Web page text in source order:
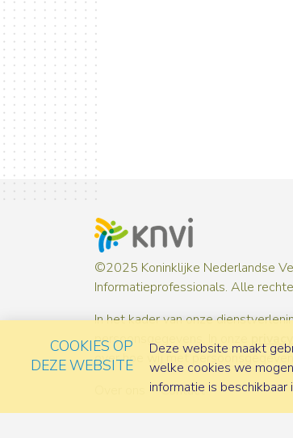
©2025 Koninklijke Nederlandse
Informatieprofessionals. Alle
In het kader van onze
persoonsgegevens. In onze
over hoe wij met
Contact
COOKIES OP
DEZE WEBSITE
Deze website maakt
welke cookies we
informatie is beschikbaar